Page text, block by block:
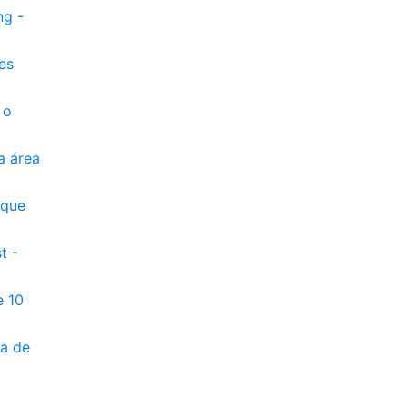
-
área
-
10
de